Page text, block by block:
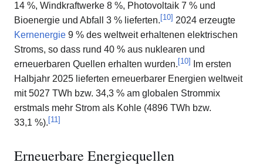
14 %, Windkraftwerke 8 %, Photovoltaik 7 % und
Bioenergie und Abfall 3 % lieferten.[10] 2024 erzeugte
Kernenergie 9 % des weltweit erhaltenen elektrischen
Stroms, so dass rund 40 % aus nuklearen und
erneuerbaren Quellen erhalten wurden.[10]
Im ersten
Halbjahr 2025 lieferten erneuerbarer Energien weltweit
mit 5027 TWh bzw. 34,3 % am globalen Strommix
erstmals mehr Strom als Kohle (4896 TWh bzw.
33,1 %).[11]
Erneuerbare Energiequellen